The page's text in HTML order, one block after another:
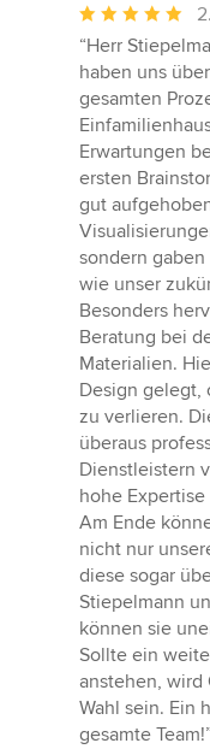
Bewertung:
5
von
5
Sternen
“Herr
haben uns
gesamten
Erwartungen
ersten
gut
sondern
wie unser
Besonders
Beratung bei
Materialien.
Design gelegt,
zu verlieren.
überaus
Dienstleistern
hohe
Am Ende
nicht nur
diese sogar
Stiepelmann
können sie
Sollte ein
anstehen, wird
Wahl sein. Ein
gesamte